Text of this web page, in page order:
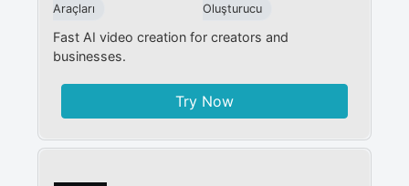
Araçları
Oluşturucu
Fast AI video creation for creators and
businesses.
Try Now